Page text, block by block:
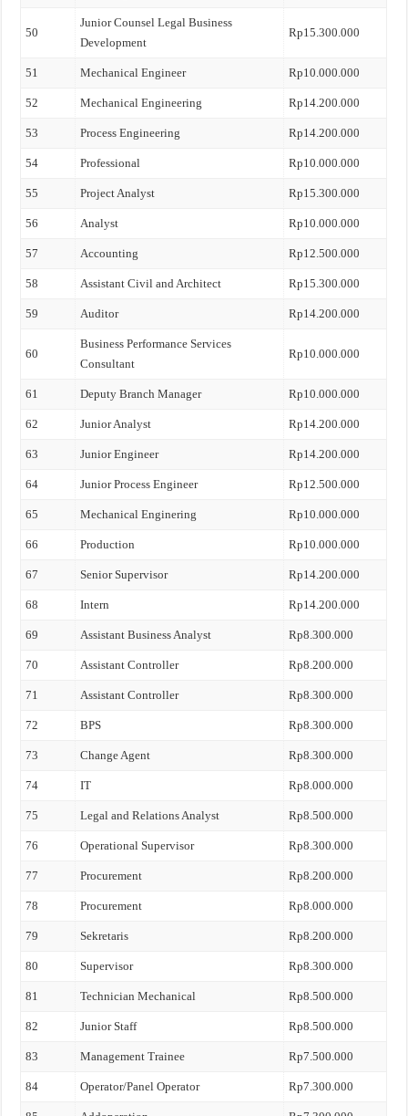
50
Junior Counsel Legal Business
Development
Rp15.300.000
51 Mechanical Engineer Rp10.000.000
52 Mechanical Engineering Rp14.200.000
53 Process Engineering Rp14.200.000
54 Professional Rp10.000.000
55 Project Analyst Rp15.300.000
56 Analyst Rp10.000.000
57 Accounting Rp12.500.000
58 Assistant Civil and Architect Rp15.300.000
59 Auditor Rp14.200.000
60
Business Performance Services
Consultant
Rp10.000.000
61 Deputy Branch Manager Rp10.000.000
62 Junior Analyst Rp14.200.000
63 Junior Engineer Rp14.200.000
64 Junior Process Engineer Rp12.500.000
65 Mechanical Enginering Rp10.000.000
66 Production Rp10.000.000
67 Senior Supervisor Rp14.200.000
68 Intern Rp14.200.000
69 Assistant Business Analyst Rp8.300.000
70 Assistant Controller Rp8.200.000
71 Assistant Controller Rp8.300.000
72 BPS Rp8.300.000
73 Change Agent Rp8.300.000
74 IT Rp8.000.000
75 Legal and Relations Analyst Rp8.500.000
76 Operational Supervisor Rp8.300.000
77 Procurement Rp8.200.000
78 Procurement Rp8.000.000
79 Sekretaris Rp8.200.000
80 Supervisor Rp8.300.000
81 Technician Mechanical Rp8.500.000
82 Junior Staff Rp8.500.000
83 Management Trainee Rp7.500.000
84 Operator/Panel Operator Rp7.300.000